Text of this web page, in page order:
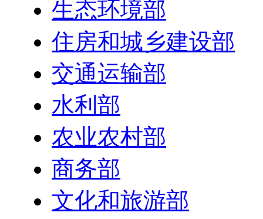
生态环境部
住房和城乡建设部
交通运输部
水利部
农业农村部
商务部
文化和旅游部